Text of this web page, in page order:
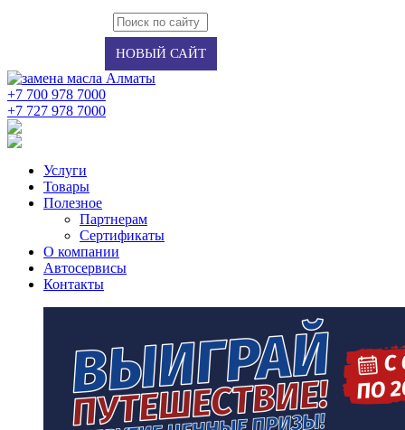
НОВЫЙ САЙТ
+7 700 978 7000
‭+7 727 978 7000‬
Услуги
Товары
Полезное
Партнерам
Сертификаты
О компании
Автосервисы
Контакты